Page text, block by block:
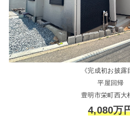
《完成初お披露
平屋回帰
豊明市栄町西大
4,080万